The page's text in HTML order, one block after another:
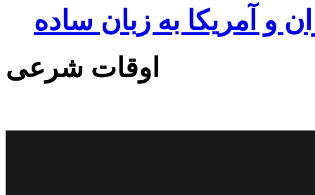
و آمریکا به زبان ساده
اوقات شرعی